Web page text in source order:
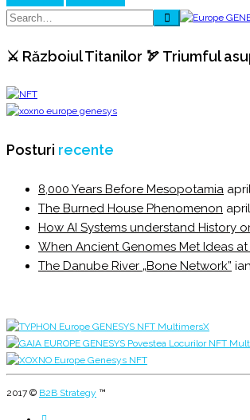
⚔️ Războiul Titanilor 🏹 Triumful
Posturi recente
8,000 Years Before Mesopotamia
The Burned House Phenomenon
How AI Systems understand History
When Ancient Genomes Met Ideas
The Danube River „Bone Network”
2017 © B2B Strategy ™